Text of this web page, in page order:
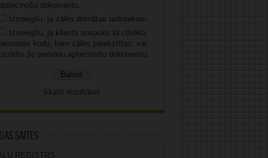
dokumentu.
Izsniegšu, ja zāles domātas radiniekam.
Izsniegšu, ja klients nosauks tā cilvēka
kodu, kam zāles parakstītas, vai
šo personu apliecinošu dokumentu.
Skatīt rezultātus
saites
REĢISTRS